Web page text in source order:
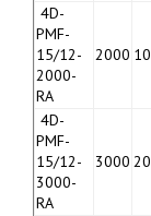
4D-
PMF-
15/12-
2000-
RA
2000 10
4D-
PMF-
15/12-
3000-
RA
3000 20